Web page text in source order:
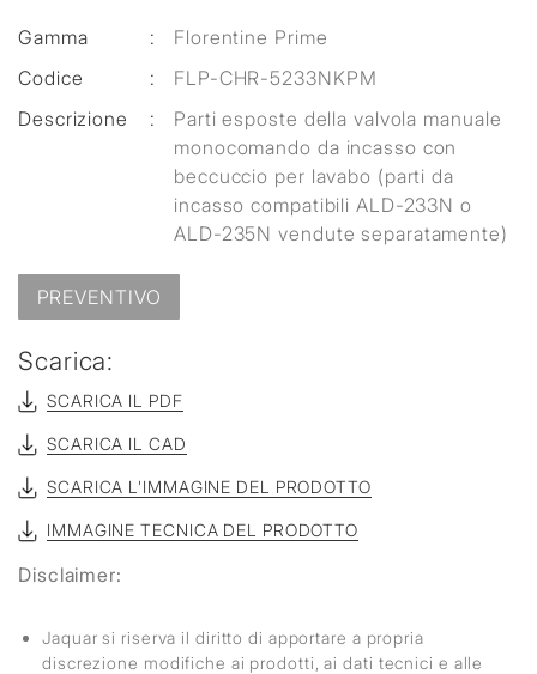
Gamma :
Florentine Prime
Codice
:
FLP-CHR-5233NKPM
Descrizione
:
Parti esposte della valvola manuale
monocomando da incasso con
beccuccio per lavabo (parti da
incasso compatibili ALD-233N o
ALD-235N vendute separatamente)
PREVENTIVO
Scarica:
SCARICA IL PDF
SCARICA IL CAD
SCARICA L'IMMAGINE DEL PRODOTTO
IMMAGINE TECNICA DEL PRODOTTO
Disclaimer:
Jaquar si riserva il diritto di apportare a propria
discrezione modifiche ai prodotti, ai dati tecnici e alle